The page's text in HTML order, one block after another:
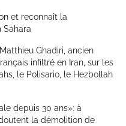
et reconnaît la
Sahara
Ghadiri, ancien
infiltré en Iran, sur les
le Polisario, le Hezbollah
depuis 30 ans»: à
la démolition de